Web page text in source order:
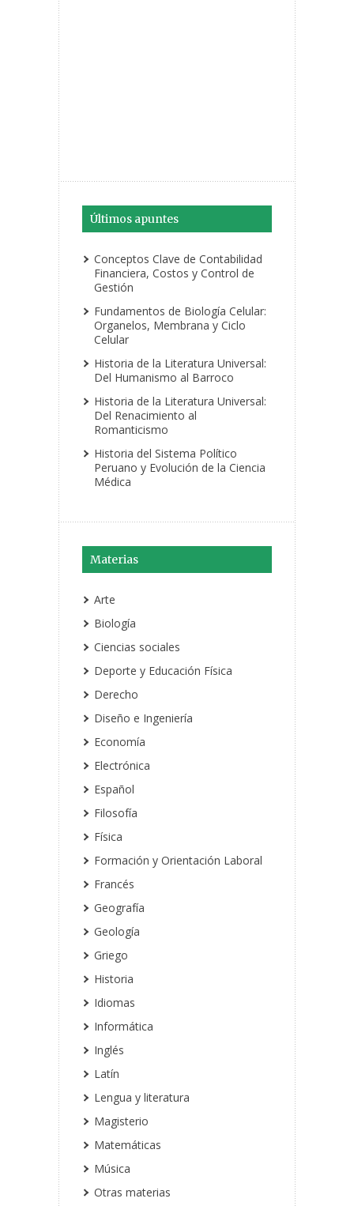
Últimos apuntes
Conceptos Clave de Contabilidad
Financiera, Costos y Control de
Gestión
Fundamentos de Biología Celular:
Organelos, Membrana y Ciclo
Celular
Historia de la Literatura Universal:
Del Humanismo al Barroco
Historia de la Literatura Universal:
Del Renacimiento al
Romanticismo
Historia del Sistema Político
Peruano y Evolución de la Ciencia
Médica
Materias
Arte
Biología
Ciencias sociales
Deporte y Educación Física
Derecho
Diseño e Ingeniería
Economía
Electrónica
Español
Filosofía
Física
Formación y Orientación Laboral
Francés
Geografía
Geología
Griego
Historia
Idiomas
Informática
Inglés
Latín
Lengua y literatura
Magisterio
Matemáticas
Música
Otras materias